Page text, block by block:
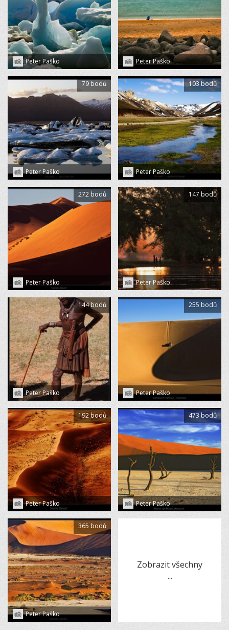
Peter Paško Peter Paško
Peter Paško
79 bodů
Peter Paško
103 bodů
Peter Paško
272 bodů
Peter Paško
147 bodů
Peter Paško
144 bodů
Peter Paško
255 bodů
Peter Paško
192 bodů
Peter Paško
473 bodů
Peter Paško
365 bodů
Zobrazit všechny
...